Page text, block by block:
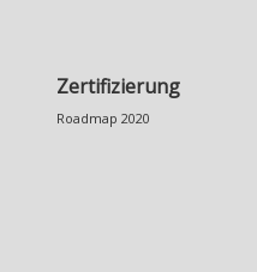
Zertifizierung
Roadmap 2020